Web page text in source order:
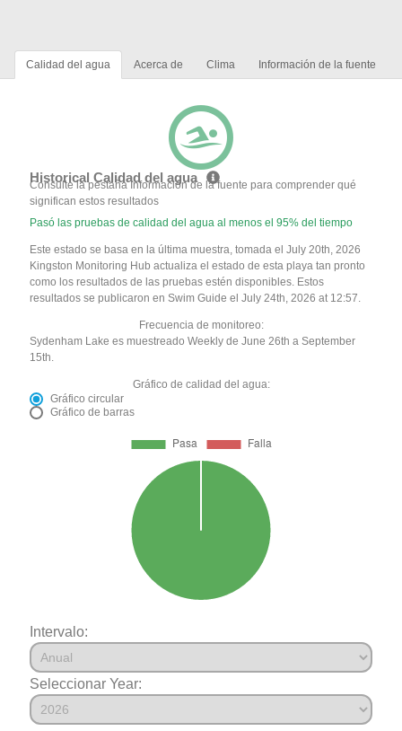
Calidad del agua Acerca de Clima Información de la fuente
Historical Calidad del agua
Consulte la pestaña Información de la fuente para comprender qué
significan estos resultados
Pasó las pruebas de calidad del agua al menos el 95% del tiempo
Este estado se basa en la última muestra, tomada el July 20th, 2026
Kingston Monitoring Hub actualiza el estado de esta playa tan pronto
como los resultados de las pruebas estén disponibles. Estos
resultados se publicaron en Swim Guide el July 24th, 2026 at 12:57.
Frecuencia de monitoreo:
Sydenham Lake es muestreado Weekly de June 26th a September
15th.
Gráfico de calidad del agua:
Gráfico circular
Gráfico de barras
Intervalo:
Seleccionar Year: